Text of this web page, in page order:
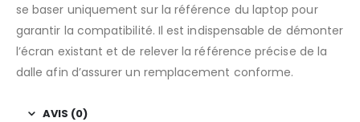
se baser uniquement sur la référence du laptop pour
garantir la compatibilité. Il est indispensable de démonter
l’écran existant et de relever la référence précise de la
dalle afin d’assurer un remplacement conforme.
AVIS (0)